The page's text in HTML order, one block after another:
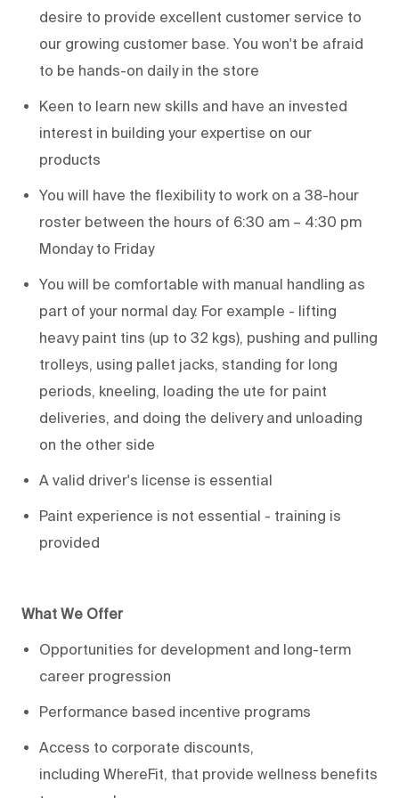
desire to provide excellent customer service to
our growing customer base. You won't be afraid
to be hands-on daily in the store
Keen to learn new skills and have an invested
interest in building your expertise on our
products
You will have the flexibility to work on a 38-hour
roster between the hours of 6:30 am – 4:30 pm
Monday to Friday
You will be comfortable with manual handling as
part of your normal day. For example - lifting
heavy paint tins (up to 32 kgs), pushing and pulling
trolleys, using pallet jacks, standing for long
periods, kneeling, loading the ute for paint
deliveries, and doing the delivery and unloading
on the other side
A valid driver's license is essential
Paint experience is not essential - training is
provided
What We Offer
Opportunities for development and long-term
career progression
Performance based incentive programs
Access to corporate discounts,
including WhereFit, that provide wellness benefits